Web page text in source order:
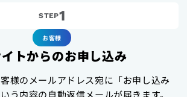
STEP1
お客様
トからのお申し込み
様のメールアドレス宛に「お申し込み
う内容の自動返信メールが届きます。